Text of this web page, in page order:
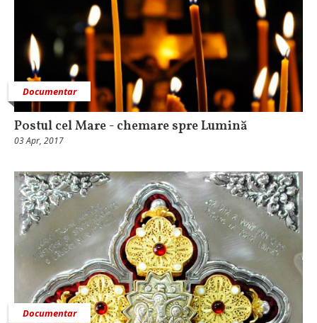
Documentar
Postul cel Mare - chemare spre Lumină
03 Apr, 2017
Documentar